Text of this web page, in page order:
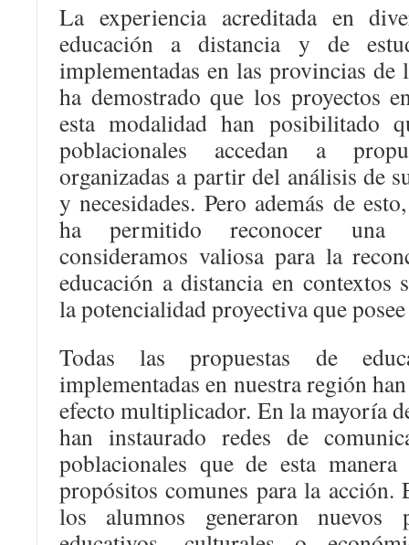
La experiencia acreditada en
educación a distancia y de
implementadas en las provincias de
ha demostrado que los proyectos
esta modalidad han posibilitado
poblacionales accedan a
organizadas a partir del análisis de
y necesidades. Pero además de
ha permitido reconocer una
consideramos valiosa para la
educación a distancia en contextos
la potencialidad proyectiva que
Todas las propuestas de
implementadas en nuestra región
efecto multiplicador. En la mayoría
han instaurado redes de
poblacionales que de esta manera
propósitos comunes para la acción.
los alumnos generaron nuevos